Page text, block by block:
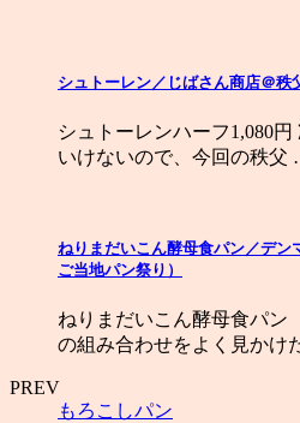
シュトーレン／じばさん商店＠秩
シュトーレンハーフ1,080
いけないので、今回の秩父
ねりまだいこん酵母食パン／デン
ご当地パン祭り）
ねりまだいこん酵母食パ
の組み合わせをよく見かけ
PREV
もろこしパン